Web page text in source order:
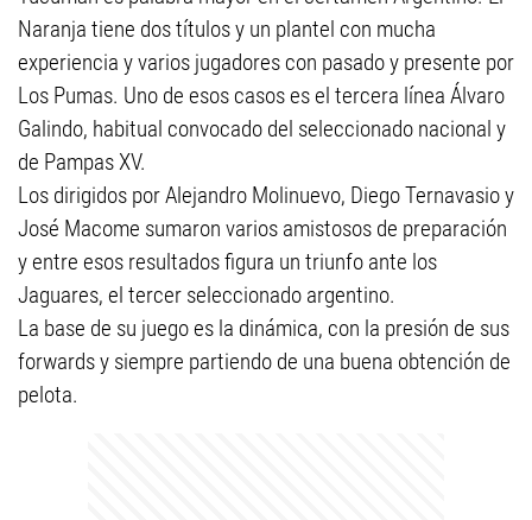
Naranja tiene dos títulos y un plantel con mucha
experiencia y varios jugadores con pasado y presente por
Los Pumas. Uno de esos casos es el tercera línea Álvaro
Galindo, habitual convocado del seleccionado nacional y
de Pampas XV.
Los dirigidos por Alejandro Molinuevo, Diego Ternavasio y
José Macome sumaron varios amistosos de preparación
y entre esos resultados figura un triunfo ante los
Jaguares, el tercer seleccionado argentino.
La base de su juego es la dinámica, con la presión de sus
forwards y siempre partiendo de una buena obtención de
pelota.